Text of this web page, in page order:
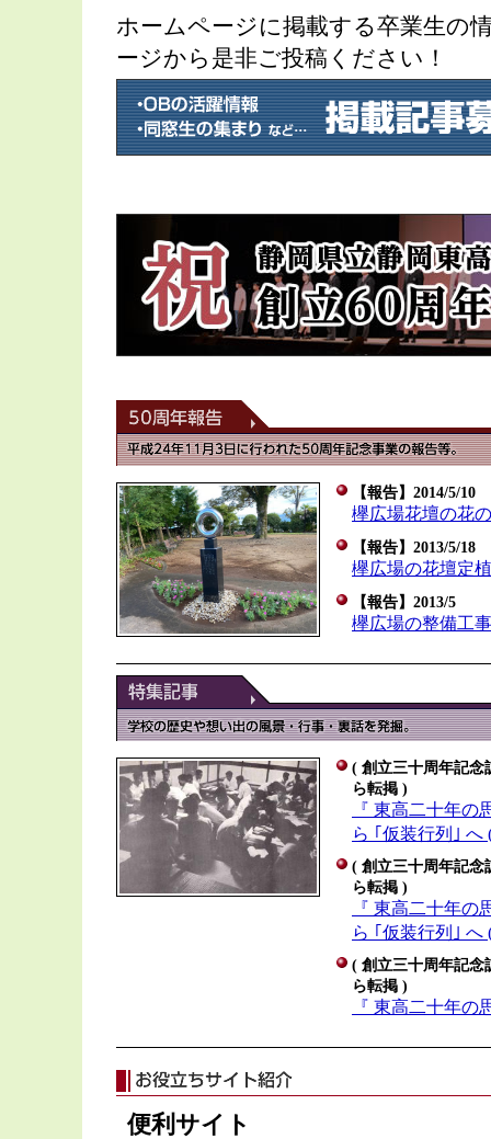
ホームページに掲載する卒業生の
ージから是非ご投稿ください！
【報告】2014/5/10
欅広場花壇の花
【報告】2013/5/18
欅広場の花壇定
【報告】2013/5
欅広場の整備工
( 創立三十周年記念
ら転掲 )
『 東高二十年
ら ｢仮装行列｣ へ
( 創立三十周年記念
ら転掲 )
『 東高二十年
ら ｢仮装行列｣ へ
( 創立三十周年記念
ら転掲 )
『 東高二十年
便利サイト